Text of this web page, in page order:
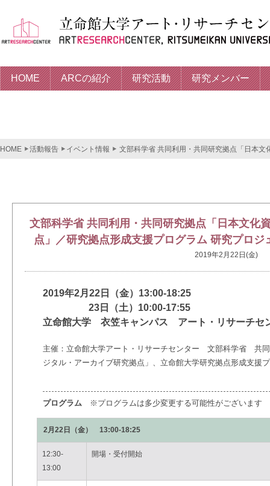
HOME ARCの紹介 研究活動 研究メンバー
HOME 活動報告 イベント情報 文部科学省 共同利用・共同研究拠点「日本
文部科学省 共同利用・共同研究拠点「日本文化
点」／研究拠点形成支援プログラム 研究プロ
2019年2月22日(金)
2019年2月22日（金）13:00-18:25
23日（土）10:00-17:55
立命館大学 衣笠キャンパス アート・リサーチセ
主催：立命館大学アート・リサーチセンター 文部科学省 共
ジタル・アーカイブ研究拠点」、立命館大学研究拠点形成支援
プログラム ※プログラムは多少変更する可能性がございます
2月22日（金） 13:00-18:25
12:30-
13:00
開場・受付開始